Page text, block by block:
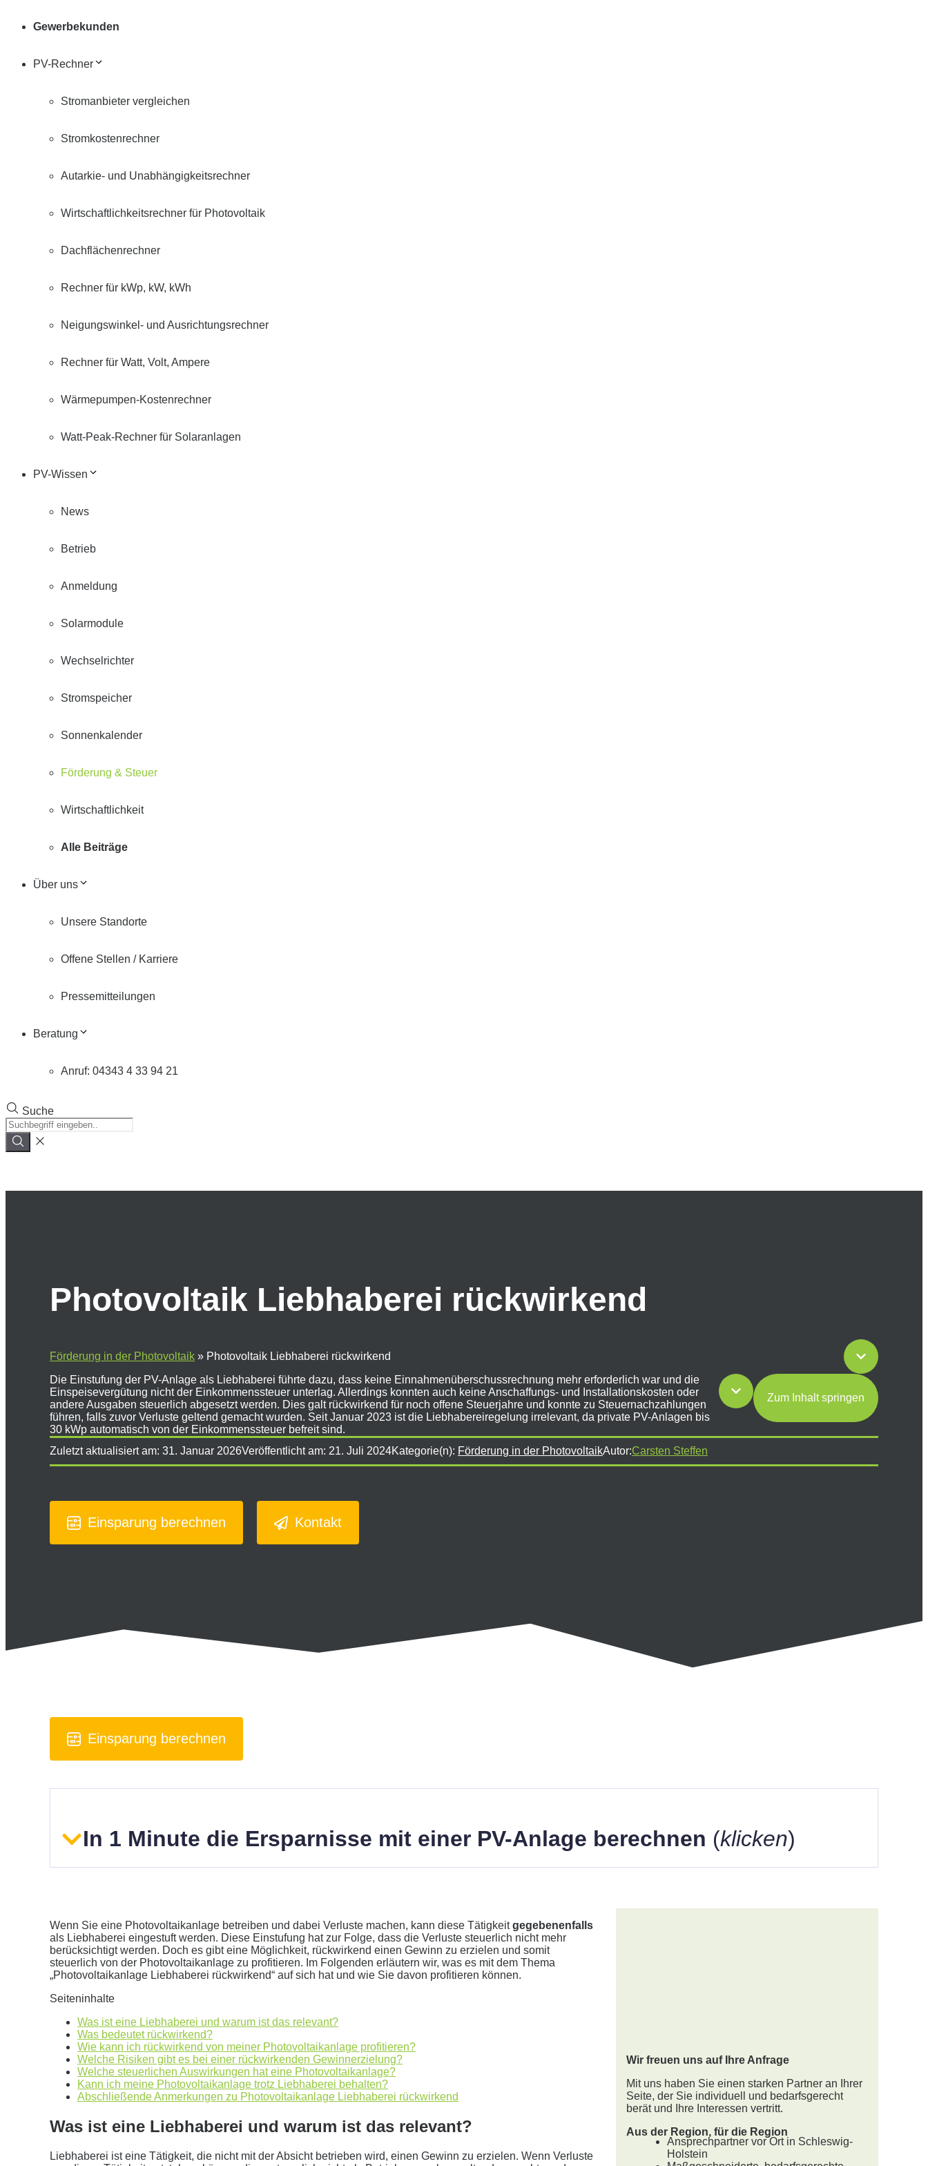
Gewerbekunden
PV-Rechner
Stromanbieter vergleichen
Stromkostenrechner
Autarkie- und Unabhängigkeitsrechner
Wirtschaftlichkeitsrechner für Photovoltaik
Dachflächenrechner
Rechner für kWp, kW, kWh
Neigungswinkel- und Ausrichtungsrechner
Rechner für Watt, Volt, Ampere
Wärmepumpen-Kostenrechner
Watt-Peak-Rechner für Solaranlagen
PV-Wissen
News
Betrieb
Anmeldung
Solarmodule
Wechselrichter
Stromspeicher
Sonnenkalender
Förderung & Steuer
Wirtschaftlichkeit
Alle Beiträge
Über uns
Unsere Standorte
Offene Stellen / Karriere
Pressemitteilungen
Beratung
Anruf: 04343 4 33 94 21
Suche
Photovoltaik Liebhaberei rückwirkend
Förderung in der Photovoltaik » Photovoltaik Liebhaberei rückwirkend
Die Einstufung der PV-Anlage als Liebhaberei führte dazu, dass keine Einnahmenüberschussrechnung mehr erforderlich war und die
Einspeisevergütung nicht der Einkommenssteuer unterlag. Allerdings konnten auch keine Anschaffungs- und Installationskosten oder
andere Ausgaben steuerlich abgesetzt werden. Dies galt rückwirkend für noch offene Steuerjahre und konnte zu Steuernachzahlungen
führen, falls zuvor Verluste geltend gemacht wurden. Seit Januar 2023 ist die Liebhabereiregelung irrelevant, da private PV-Anlagen bis
30 kWp automatisch von der Einkommenssteuer befreit sind.
Zum Inhalt springen
Zuletzt aktualisiert am: 31. Januar 2026Veröffentlicht am: 21. Juli 2024Kategorie(n): Förderung in der PhotovoltaikAutor:Carsten Steffen
Einsparung berechnen Kontakt
Einsparung berechnen
In 1 Minute die Ersparnisse mit einer PV-Anlage berechnen (klicken)
Geben Sie hier Ihren jährlichen Stromverbrauch an
Aktuellen Strompreis anpassen
€/kWh
Hinweis:Dies ist eine Beispielrechnung
Dies ist eine beispielhafte Rechnung mit folgender Annahme:
0 kWh Verbrauch
aktuellen Strompreis von0
Euro
Wenn Sie eine Photovoltaikanlage betreiben und dabei Verluste machen, kann diese Tätigkeitgegebenenfalls
als Liebhaberei eingestuft werden. Diese Einstufung hat zur Folge, dass die Verluste steuerlich nicht mehr
berücksichtigt werden. Doch es gibt eine Möglichkeit, rückwirkend einen Gewinn zu erzielen und somit
steuerlich von der Photovoltaikanlage zu profitieren. Im Folgenden erläutern wir, was es mit dem Thema
„Photovoltaikanlage Liebhaberei rückwirkend“ auf sich hat und wie Sie davon profitieren können.
Seiteninhalte
Was ist eine Liebhaberei und warum ist das relevant?
Was bedeutet rückwirkend?
Wie kann ich rückwirkend von meiner Photovoltaikanlage profitieren?
Welche Risiken gibt es bei einer rückwirkenden Gewinnerzielung?
Welche steuerlichen Auswirkungen hat eine Photovoltaikanlage?
Kann ich meine Photovoltaikanlage trotz Liebhaberei behalten?
Abschließende Anmerkungen zu Photovoltaikanlage Liebhaberei rückwirkend
Was ist eine Liebhaberei und warum ist das relevant?
Liebhaberei ist eine Tätigkeit, die nicht mit der Absicht betrieben wird, einen Gewinn zu erzielen. Wenn Verluste
Wir freuen uns auf Ihre Anfrage
Mit uns haben Sie einen starken Partner an Ihrer
Seite, der Sie individuell und bedarfsgerecht
berät und Ihre Interessen vertritt.
Aus der Region, für die Region
Ansprechpartner vor Ort in Schleswig-
Holstein